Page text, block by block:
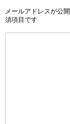
メールアドレスが公
須項目です